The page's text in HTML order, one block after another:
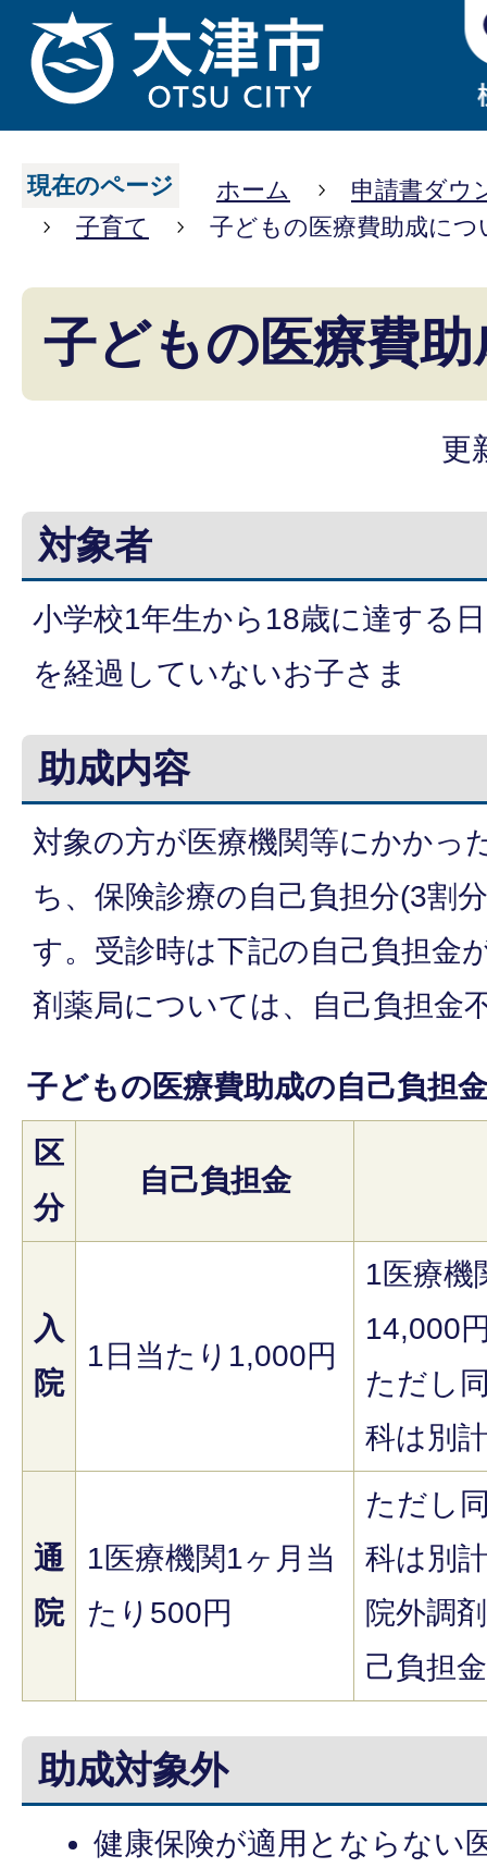
現在のページ ホーム
申請書ダウ
子育て
子どもの医療費助成につ
子どもの医療費
更
対象者
小学校1年生から18歳に達する
を経過していないお子さま
助成内容
対象の方が医療機関等にかかっ
ち、保険診療の自己負担分(3割
す。受診時は下記の自己負担金
剤薬局については、自己負担金
子どもの医療費助成の自己負担金
区
分
自己負担金
入
院
1日当たり1,000円
1医療機
14,000
ただし
科は別
通
院
1医療機関1ヶ月当
たり500円
ただし
科は別
院外調
己負担
助成対象外
健康保険が適用とならない